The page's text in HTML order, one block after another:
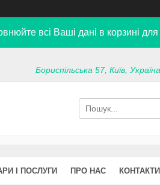
всі Ваші дані в корзині
Бориспільська 57, Київ, Україна
І ПОСЛУГИ ПРО НАС КОНТАКТИ